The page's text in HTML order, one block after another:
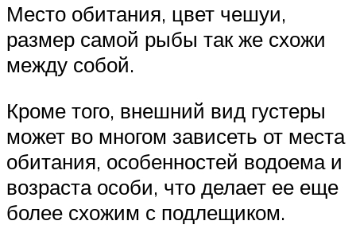
Место обитания, цвет чешуи,
размер самой рыбы так же схожи
между собой.
Кроме того, внешний вид густеры
может во многом зависеть от места
обитания, особенностей водоема и
возраста особи, что делает ее еще
более схожим с подлещиком.